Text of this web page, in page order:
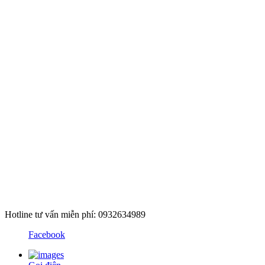
Hotline tư vấn miễn phí: 0932634989
Facebook